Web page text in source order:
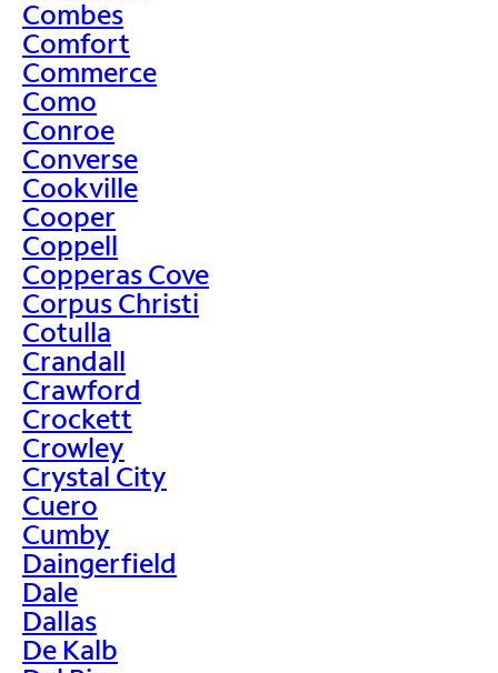
Combes
Comfort
Commerce
Como
Conroe
Converse
Cookville
Cooper
Coppell
Copperas Cove
Corpus Christi
Cotulla
Crandall
Crawford
Crockett
Crowley
Crystal City
Cuero
Cumby
Daingerfield
Dale
Dallas
De Kalb